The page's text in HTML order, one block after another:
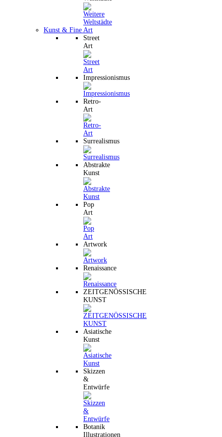
Kunst & Fine Art
Street
Art
Impressionismus
Retro-
Art
Surrealismus
Abstrakte
Kunst
Pop
Art
Artwork
Renaissance
ZEITGENÖSSISCHE
KUNST
Asiatische
Kunst
Skizzen
&
Entwürfe
Botanik
Illustrationen